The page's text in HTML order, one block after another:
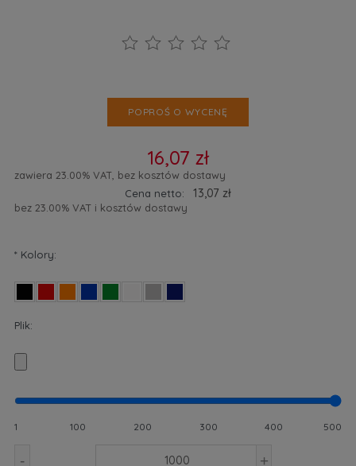
POPROŚ O WYCENĘ
16,07 zł
zawiera 23.00% VAT, bez kosztów dostawy
Cena netto:
13,07 zł
bez 23.00% VAT i kosztów dostawy
* Kolory:
Plik:
1 100 200 300 400 500
- +